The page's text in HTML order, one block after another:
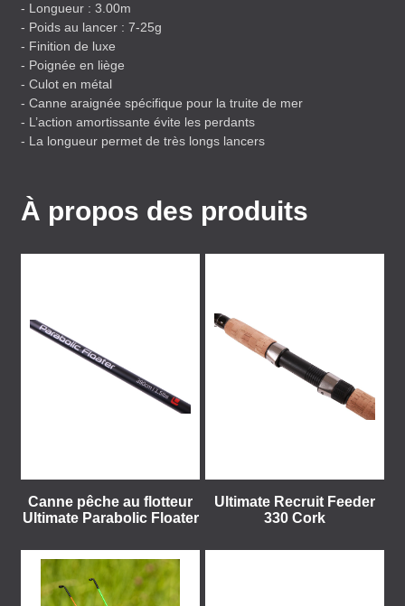
- Longueur : 3.00m
- Poids au lancer : 7-25g
- Finition de luxe
- Poignée en liège
- Culot en métal
- Canne araignée spécifique pour la truite de mer
- L’action amortissante évite les perdants
- La longueur permet de très longs lancers
À propos des produits
Canne pêche au flotteur
Ultimate Parabolic Floater
Ultimate Recruit Feeder
330 Cork